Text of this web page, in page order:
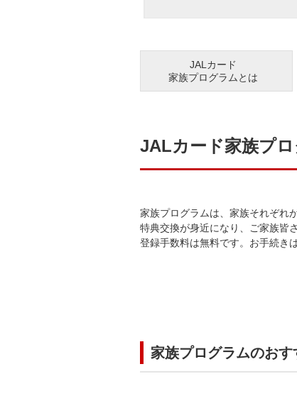
JALカード
家族プログラムとは
JALカード家族プ
家族プログラムは、家族それぞれ
特典交換が身近になり、ご家族皆
登録手数料は無料です。お手続き
家族プログラムのおす